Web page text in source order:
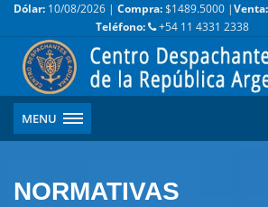
Dólar: 10/08/2026 | Compra:$1489.5000 |Venta:
Teléfono:
+54 11 4331 2338
MENU
NORMATIVAS